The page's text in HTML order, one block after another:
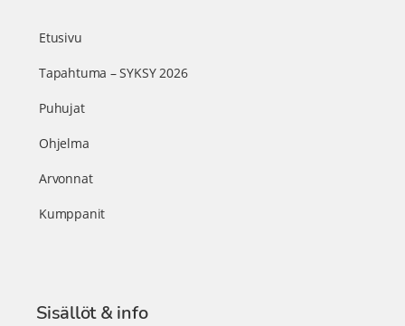
Etusivu
Tapahtuma – SYKSY 2026
Puhujat
Ohjelma
Arvonnat
Kumppanit
Sisällöt & info